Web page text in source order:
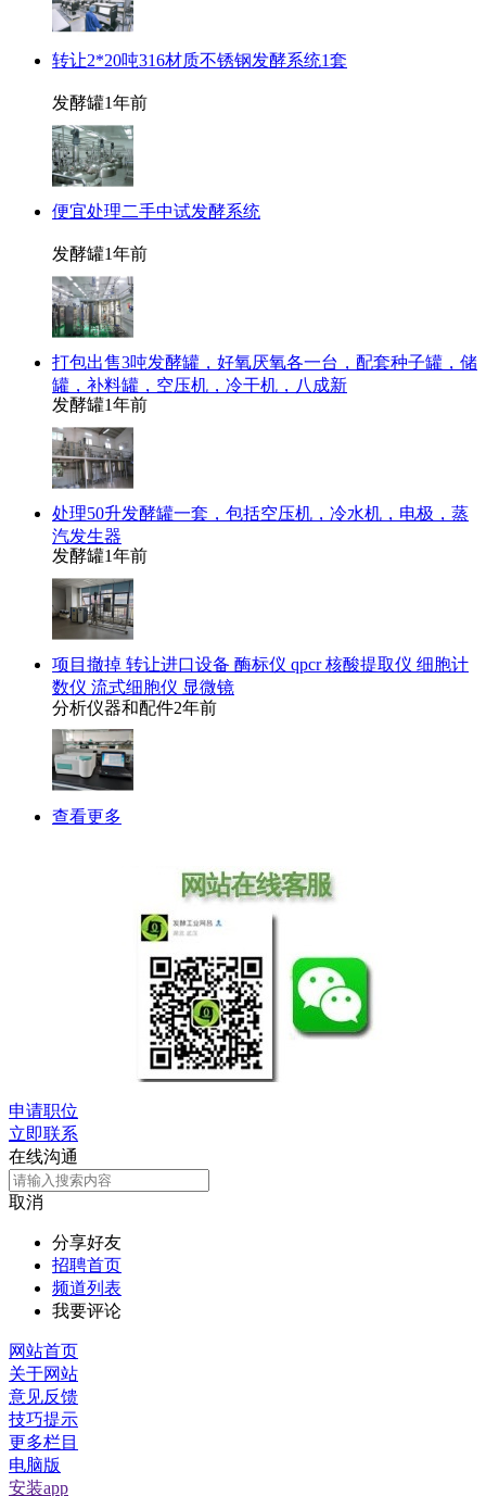
转让2*20吨316材质不锈钢发酵系统1套
发酵罐1年前
便宜处理二手中试发酵系统
发酵罐1年前
打包出售3吨发酵罐，好氧厌氧各一台，配套种子罐，储
罐，补料罐，空压机，冷干机，八成新
发酵罐1年前
处理50升发酵罐一套，包括空压机，冷水机，电极，蒸
汽发生器
发酵罐1年前
项目撤掉 转让进口设备 酶标仪 qpcr 核酸提取仪 细胞计
数仪 流式细胞仪 显微镜
分析仪器和配件2年前
查看更多
申请职位
立即联系
在线沟通
取消
分享好友
招聘首页
频道列表
我要评论
网站首页
关于网站
意见反馈
技巧提示
更多栏目
电脑版
安装app